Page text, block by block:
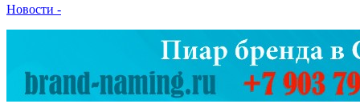
Новости -